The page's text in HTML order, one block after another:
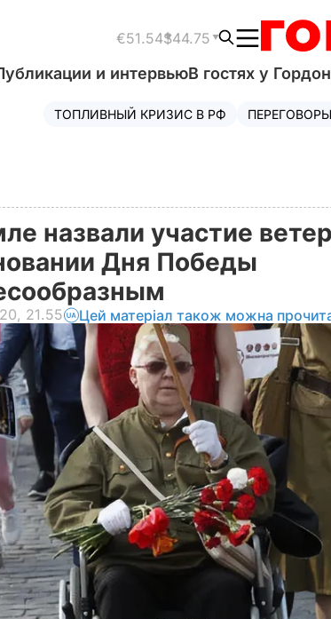
€51.54$44.75
и интервьюВ гостях у
ТОПЛИВНЫЙ КРИЗИС В РФ
назвали участие
Дня Победы
21.55 Цей матеріал також можна